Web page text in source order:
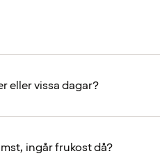
eller vissa dagar?
ingår frukost då?